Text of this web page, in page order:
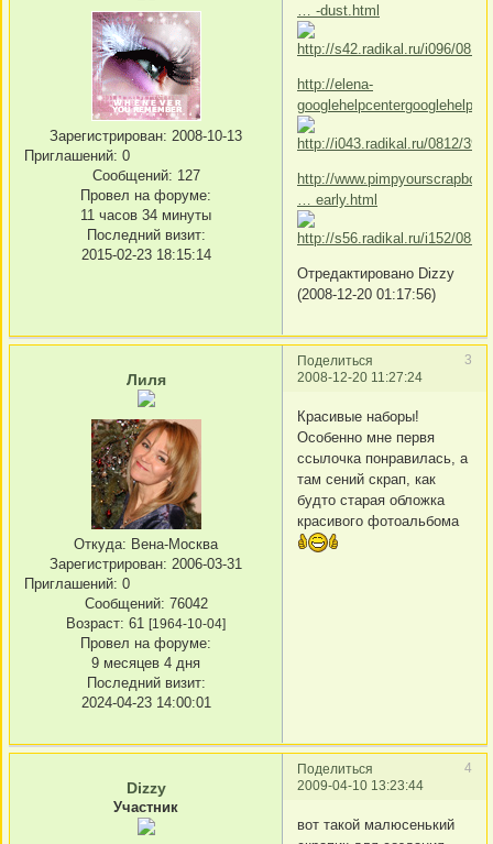
Зарегистрирован: 2008-10-13
Приглашений: 0
Сообщений: 127
Провел на форуме:
11 часов 34 минуты
Последний визит:
2015-02-23 18:15:14
… -dust.html
http://elena-
http://
… early.html
Отредактировано Dizzy
(2008-12-20 01:17:56)
Поделиться
3
2008-12-20 11:27:24
Лиля
Откуда: Вена-Москва
Зарегистрирован: 2006-03-31
Приглашений: 0
Сообщений: 76042
Возраст: 61 [1964-10-04]
Провел на форуме:
9 месяцев 4 дня
Последний визит:
2024-04-23 14:00:01
Красивые наборы!
Особенно мне первя
ссылочка понравилась, а
там сений скрап, как
будто старая обложка
красивого фотоальбома
Поделиться
4
2009-04-10 13:23:44
Dizzy
Участник
вот такой малюсенький